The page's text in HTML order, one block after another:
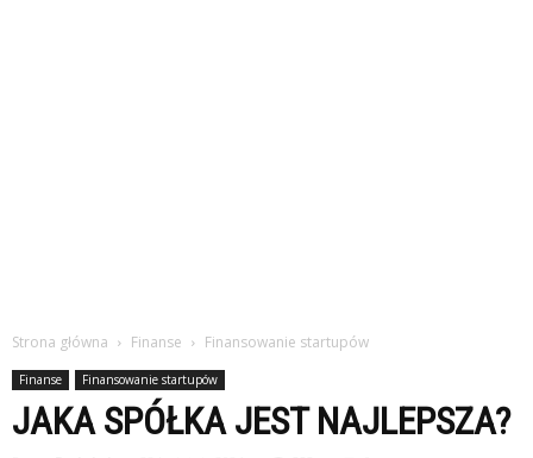
Strona główna Finanse Finansowanie startupów
Finanse Finansowanie startupów
JAKA SPÓŁKA JEST NAJLEPSZA?